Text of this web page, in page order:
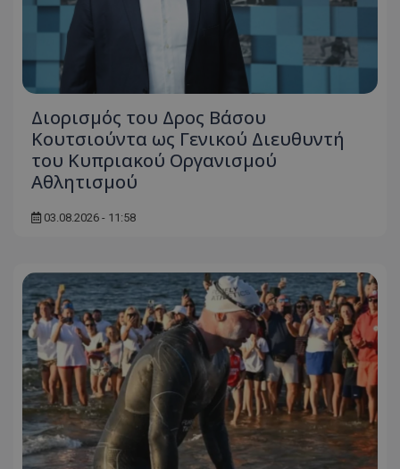
Διορισμός του Δρος Βάσου
Κουτσιούντα ως Γενικού Διευθυντή
του Κυπριακού Οργανισμού
Αθλητισμού
03.08.2026 - 11:58